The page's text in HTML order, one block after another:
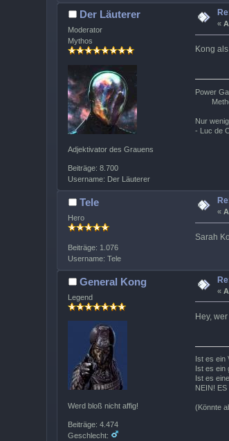
Der Läuterer
Moderator
Mythos
Adjektivator des Grauens
Beiträge: 8.700
Username: Der Läuterer
«
Kong
Power
Method
Nur
- Luc de
Tele
Hero
Beiträge: 1.076
Username: Tele
«
Sarah
General Kong
Legend
Werd bloß nicht affig!
Beiträge: 4.474
Geschlecht:
«
Hey,
Ist es ein
Ist es ein
Ist es
NEIN!
(Könnte